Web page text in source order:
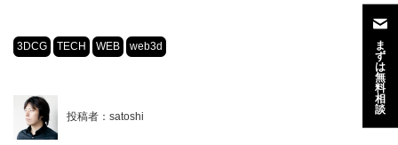
3DCG TECH WEB web3d
投稿者：satoshi
ま
ず
は
無
料
相
談